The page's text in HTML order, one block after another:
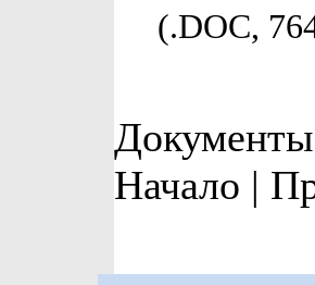
(.DOC,
Начало |